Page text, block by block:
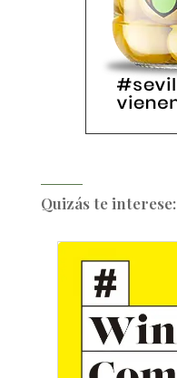
Quizás te interese: